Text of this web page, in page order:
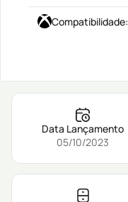
Compatibilidade:
Data Lançamento
05/10/2023